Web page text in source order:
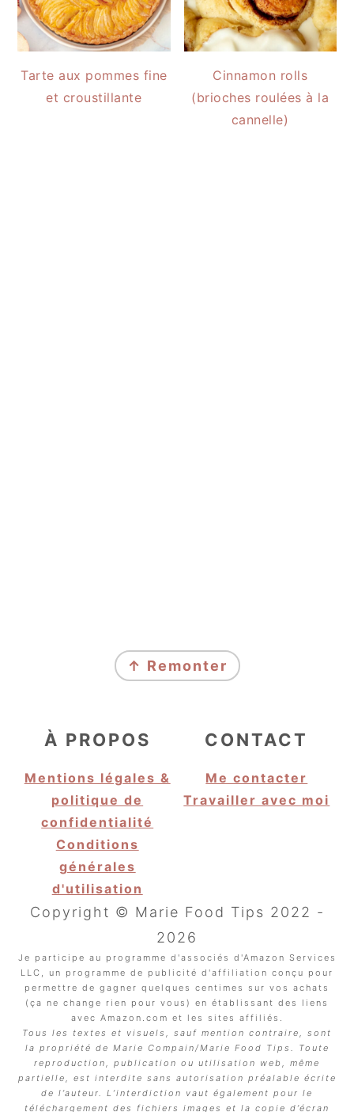
Tarte aux pommes fine
et croustillante
Cinnamon rolls
(brioches roulées à la
cannelle)
↑ Remonter
À PROPOS
Mentions légales &
politique de
confidentialité
Conditions
générales
d'utilisation
CONTACT
Me contacter
Travailler avec moi
Copyright © Marie Food Tips 2022 -
2026
Je participe au programme d'associés d'Amazon Services
LLC, un programme de publicité d'affiliation conçu pour
permettre de gagner quelques centimes sur vos achats
(ça ne change rien pour vous) en établissant des liens
avec Amazon.com et les sites affiliés.
Tous les textes et visuels, sauf mention contraire, sont
la propriété de Marie Compain/Marie Food Tips. Toute
reproduction, publication ou utilisation web, même
partielle, est interdite sans autorisation préalable écrite
de l’auteur. L’interdiction vaut également pour le
téléchargement des fichiers images et la copie d’écran